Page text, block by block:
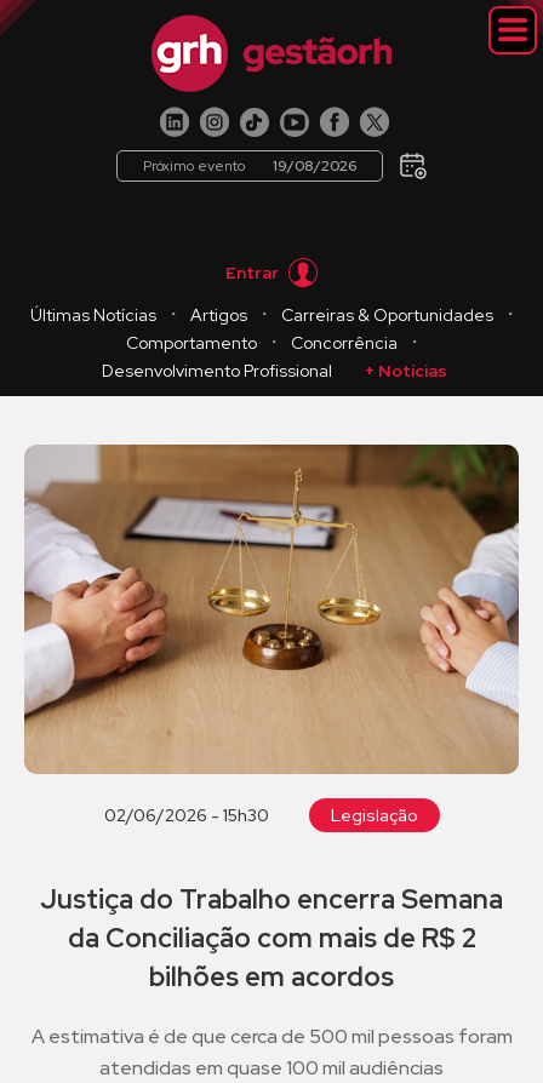
Próximo evento 19/08/2026
Entrar
Últimas Notícias
・ Artigos ・ Carreiras & Oportunidades
・
Comportamento
・ Concorrência
・
Desenvolvimento Profissional
+ Notícias
02/06/2026 - 15h30 Legislação
Justiça do Trabalho encerra Semana
da Conciliação com mais de R$ 2
bilhões em acordos
A estimativa é de que cerca de 500 mil pessoas foram
atendidas em quase 100 mil audiências